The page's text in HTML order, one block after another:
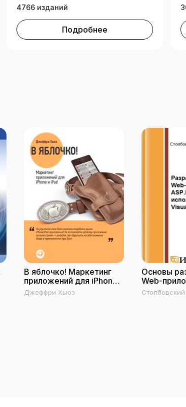
4766 изданий
Подробнее
В яблочко! Маркетинг
приложений для iPhone и
iPad
Джеффри Хьюз
Основы
Web-
ASP.NET